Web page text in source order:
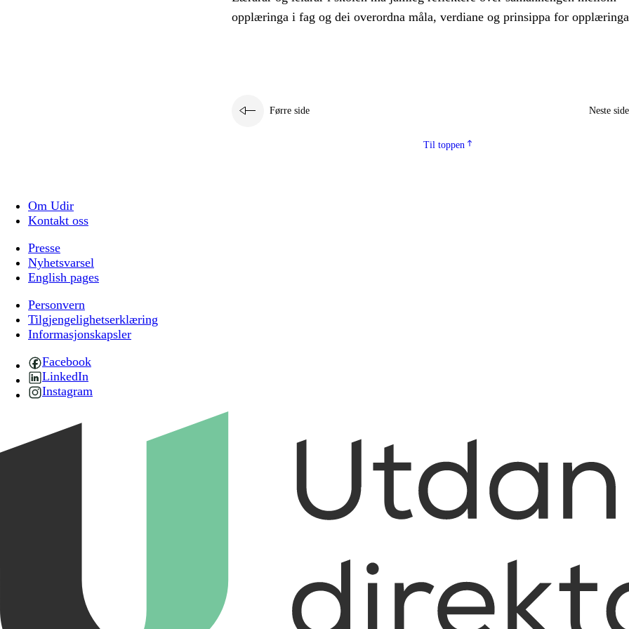
opplæringa i fag og dei overordna måla, verdiane og prinsippa for
Førre side Neste side
Til toppen
Om Udir
Kontakt oss
Presse
Nyhetsvarsel
English pages
Personvern
Tilgjengelighetserklæring
Informasjonskapsler
Facebook
LinkedIn
Instagram